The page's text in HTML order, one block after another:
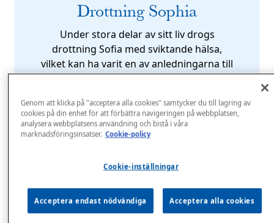
Drottning Sophia
Under stora delar av sitt liv drogs
drottning Sofia med sviktande hälsa,
vilket kan ha varit en av anledningarna till
att hon intresserade sig för vård och
hon startade en sjuksköterskeskola.
Genom att klicka på "acceptera alla cookies" samtycker du till lagring av
cookies på din enhet för att förbättra navigeringen på webbplatsen,
analysera webbplatsens användning och bistå i våra
marknadsföringsinsatser. Cookie-policy
Cookie-inställningar
Acceptera endast nödvändiga Acceptera alla cookies